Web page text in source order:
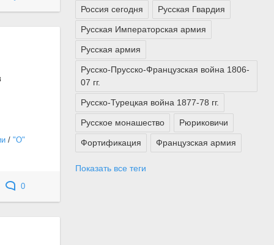
/ "О"
0
Россия сегодня Русская Гвардия
Русская Императорская армия
Русская армия
Русско-Прусско-Французская война 1806-
07 гг.
Русско-Турецкая война 1877-78 гг.
Русское монашество Рюриковичи
Фортификация Французская армия
Показать все теги